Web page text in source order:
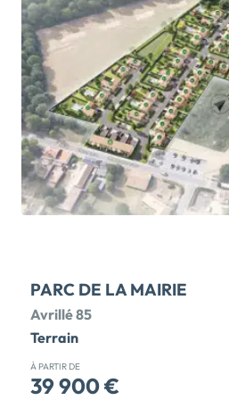
nombreux espaces de vie et
la ville, piscine municipal,
vie associative très riche. La
par les lignes de bus 580 qui
le centre de la Roche-sur-Yon
immobilier neuf >>
PARC DE LA MAIRIE
Avrillé 85
Terrain
À PARTIR DE
39 900 €